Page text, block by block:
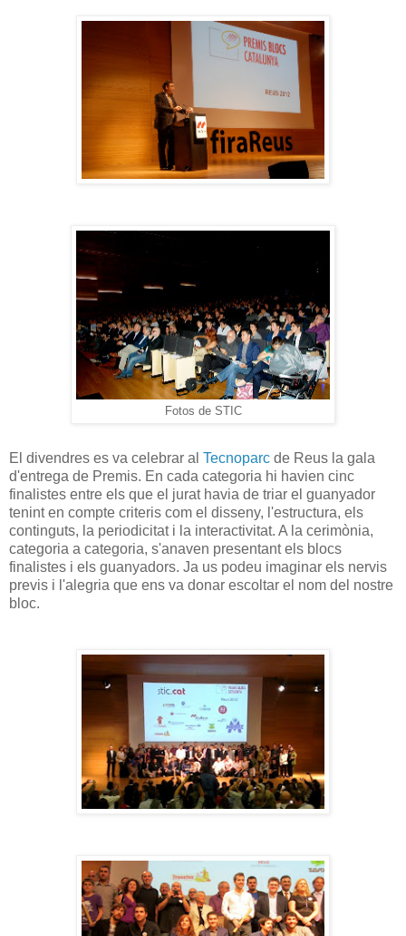
Fotos de STIC
El divendres es va celebrar al Tecnoparc de Reus la gala
d'entrega de Premis. En cada categoria hi havien cinc
finalistes entre els que el jurat havia de triar el guanyador
tenint en compte criteris com el disseny, l'estructura, els
continguts, la periodicitat i la interactivitat. A la cerimònia,
categoria a categoria, s'anaven presentant els blocs
finalistes i els guanyadors. Ja us podeu imaginar els nervis
previs i l'alegria que ens va donar escoltar el nom del nostre
bloc.